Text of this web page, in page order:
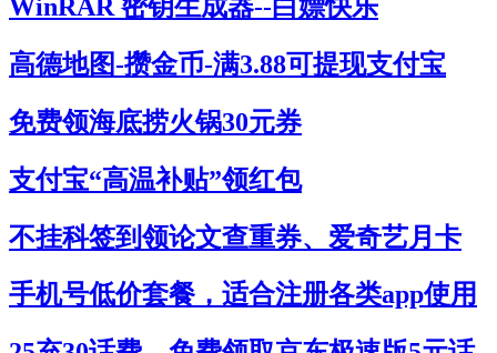
WinRAR 密钥生成器--白嫖快乐
高德地图-攒金币-满3.88可提现支付宝
免费领海底捞火锅30元券
支付宝“高温补贴”领红包
不挂科签到领论文查重券、爱奇艺月卡
手机号低价套餐，适合注册各类app使用